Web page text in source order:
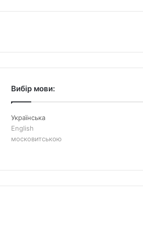
Вибір мови:
Українська
English
московитською